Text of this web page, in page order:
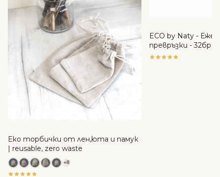
Еко торбички от лен,юта и памук
| reusable, zero waste
+8
ECO by Naty -
превръзки - 32бр